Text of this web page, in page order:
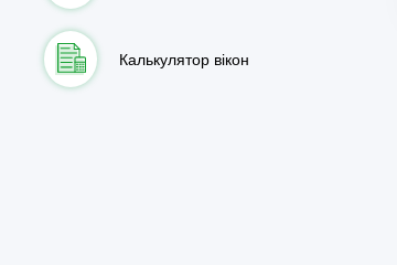
Калькулятор вікон